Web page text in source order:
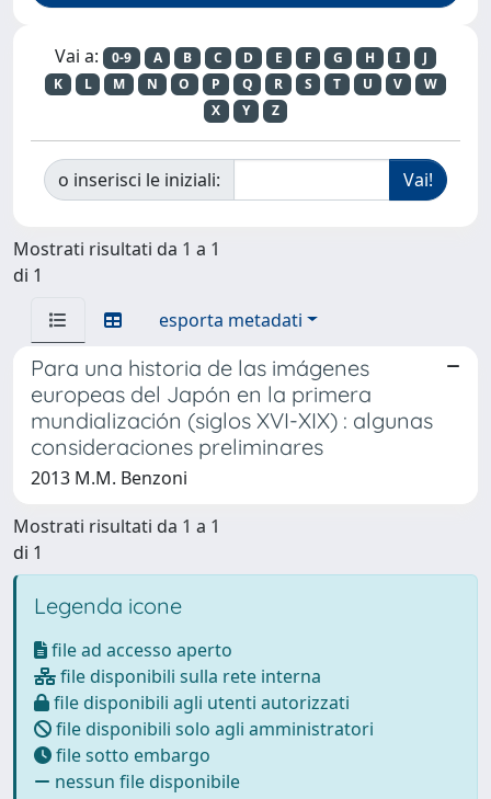
Vai a: 0-9 A B C D E F G H I
J
K
L M N O P Q R S T U V
W
X
Y Z
o inserisci le iniziali:
Mostrati risultati da 1 a 1
di 1
esporta metadati
Para una historia de las imágenes
europeas del Japón en la primera
mundialización (siglos XVI-XIX) : algunas
consideraciones preliminares
2013 M.M. Benzoni
Mostrati risultati da 1 a 1
di 1
Legenda icone
file ad accesso aperto
file disponibili sulla rete interna
file disponibili agli utenti autorizzati
file disponibili solo agli amministratori
file sotto embargo
nessun file disponibile